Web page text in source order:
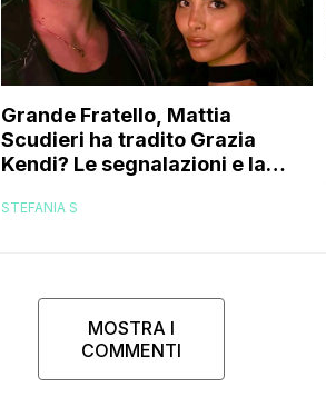
Grande Fratello, Mattia
Scudieri ha tradito Grazia
Kendi? Le segnalazioni e la
STEFANIA S
MOSTRA I
COMMENTI